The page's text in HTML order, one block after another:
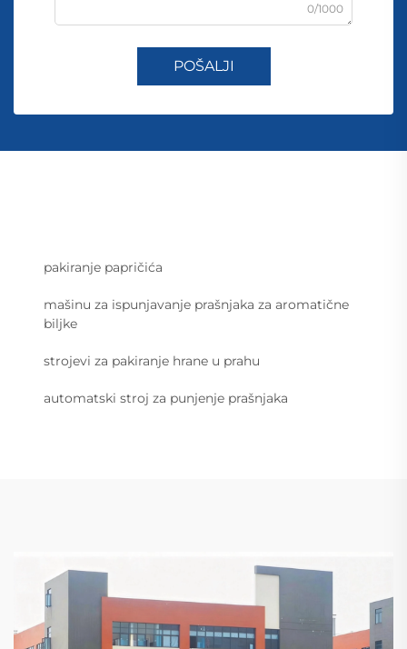
0/1000
POŠALJI
pakiranje papričića
mašinu za ispunjavanje prašnjaka za aromatične
biljke
strojevi za pakiranje hrane u prahu
automatski stroj za punjenje prašnjaka